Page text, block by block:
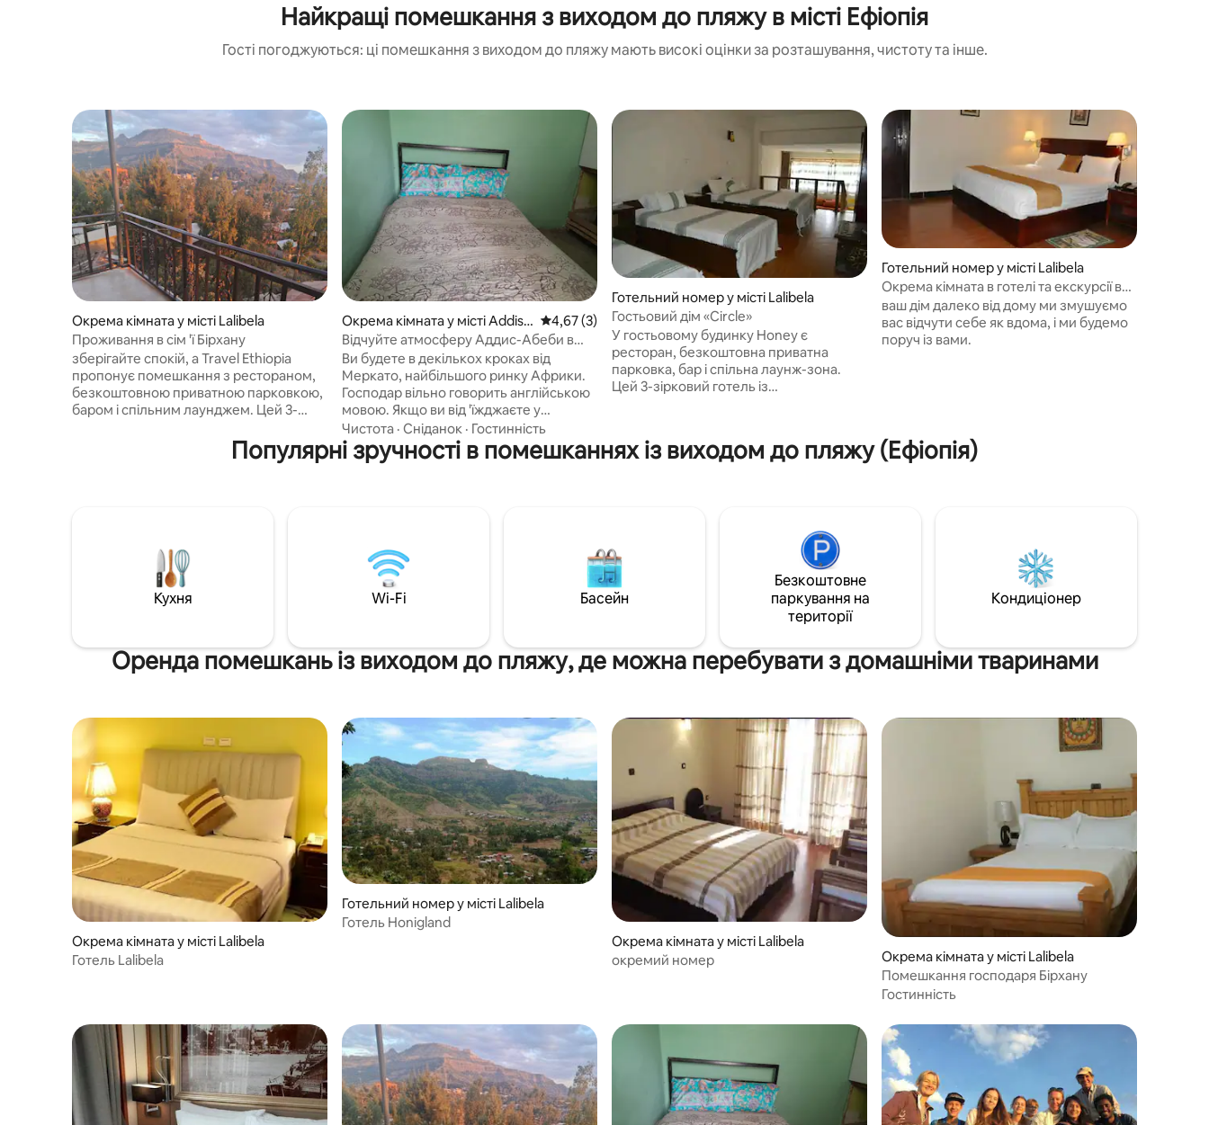
Найкращі помешкання з виходом до пляжу в місті Ефіопія
Гості погоджуються: ці помешкання з виходом до пляжу мають високі оцінки за розташування, чистоту та інше.
Окрема кімната у місті Lalibela
Проживання в сім 'ї Бірхану
зберігайте спокій, а Travel Ethiopia
пропонує помешкання з рестораном,
безкоштовною приватною парковкою,
баром і спільним лаунджем. Цей 3-
пропонує обслуговування номерів і
Окрема кімната у місті Addis
Ababa
Середня оцінка: 4,67 з 5, відгуки: 3
4,67 (3)
Відчуйте атмосферу Аддис-Абеби в
комфортних умовах.
Ви будете в декількох кроках від
Меркато, найбільшого ринку Африки.
Господар вільно говорить англійською
мовою. Якщо ви від 'їжджаєте у
справах, є спеціальне офісне
приміщення. Поруч багато
європейських посольств. Ви можете
Чистота · Сніданок · Гостинність
Готельний номер у місті Lalibela
Гостьовий дім «Circle»
У гостьовому будинку Honey є
ресторан, безкоштовна приватна
парковка, бар і спільна лаунж-зона.
Цей 3-зірковий готель із
помешканні є цілодобова стійка
реєстрації, спільна кухня та обмін
Готельний номер у місті Lalibela
Окрема кімната в готелі та екскурсії в
Лалібелі
ваш дім далеко від дому ми змушуємо
вас відчути себе як вдома, і ми будемо
поруч із вами.
Популярні зручності в помешканнях із виходом до пляжу (Ефіопія)
Кухня Wi-Fi Басейн
Безкоштовне
паркування на
території
Кондиціонер
Оренда помешкань із виходом до пляжу, де можна перебувати з домашніми тваринами
Окрема кімната у місті Lalibela
Готель Lalibela
Готельний номер у місті Lalibela
Готель Honigland
Окрема кімната у місті Lalibela
окремий номер
Окрема кімната у місті Lalibela
Помешкання господаря Бірхану
Гостинність